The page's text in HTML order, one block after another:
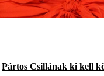
Pártos Csillának ki kell